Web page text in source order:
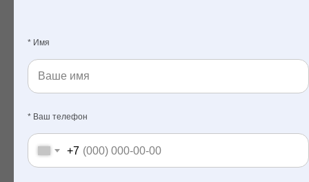
* Имя
* Ваш телефон
+7